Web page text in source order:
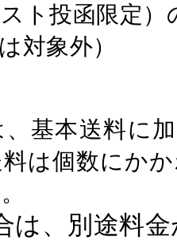
ト投函限定
対象外）
基本送料に
は個数にか
は、別途料